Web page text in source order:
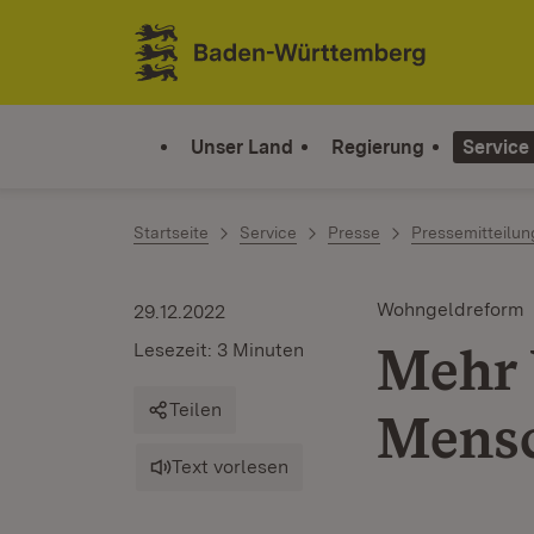
Zum Inhalt springen
Link zur Startseite
Unser Land Regierung Service
Startseite Service Presse
Wohngeldreform
Mehr
29.12.2022
Lesezeit: 3 Minuten
Teilen
Text vorlesen